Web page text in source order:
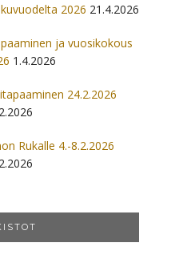
2026 21.4.2026
ja vuosikokous
1.4.2026
24.2.2026
Rukalle 4.-8.2.2026